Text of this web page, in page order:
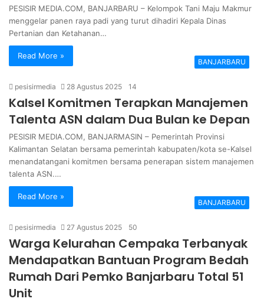
PESISIR MEDIA.COM, BANJARBARU – Kelompok Tani Maju Makmur
menggelar panen raya padi yang turut dihadiri Kepala Dinas
Pertanian dan Ketahanan…
Read More »
BANJARBARU
pesisirmedia 28 Agustus 2025 14
Kalsel Komitmen Terapkan Manajemen
Talenta ASN dalam Dua Bulan ke Depan
PESISIR MEDIA.COM, BANJARMASIN – Pemerintah Provinsi
Kalimantan Selatan bersama pemerintah kabupaten/kota se-Kalsel
menandatangani komitmen bersama penerapan sistem manajemen
talenta ASN.…
Read More »
BANJARBARU
pesisirmedia 27 Agustus 2025 50
Warga Kelurahan Cempaka Terbanyak
Mendapatkan Bantuan Program Bedah
Rumah Dari Pemko Banjarbaru Total 51
Unit